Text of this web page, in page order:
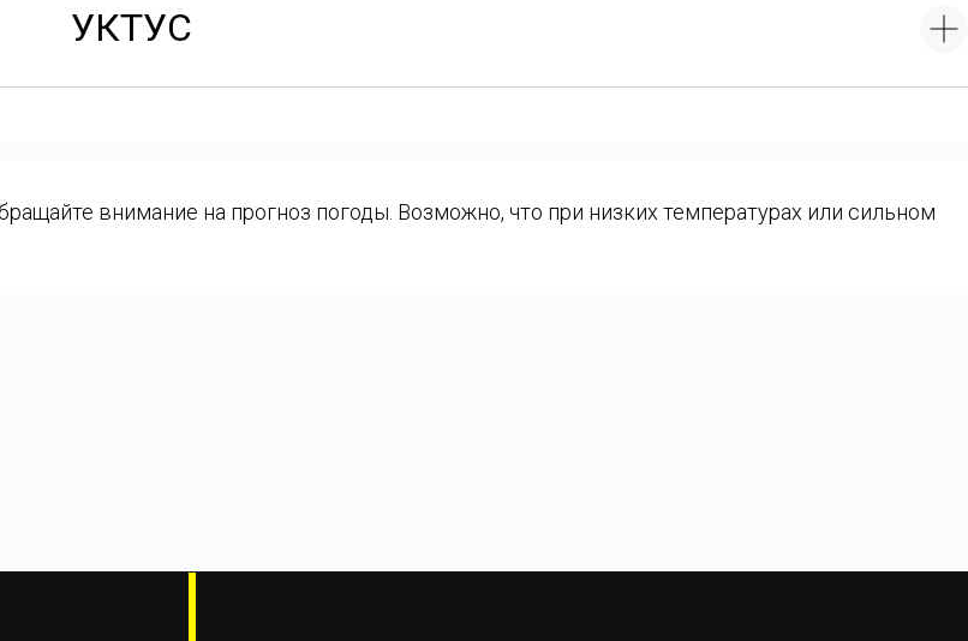
УКТУС
внимание на прогноз погоды. Возможно, что при низких температурах или сильном